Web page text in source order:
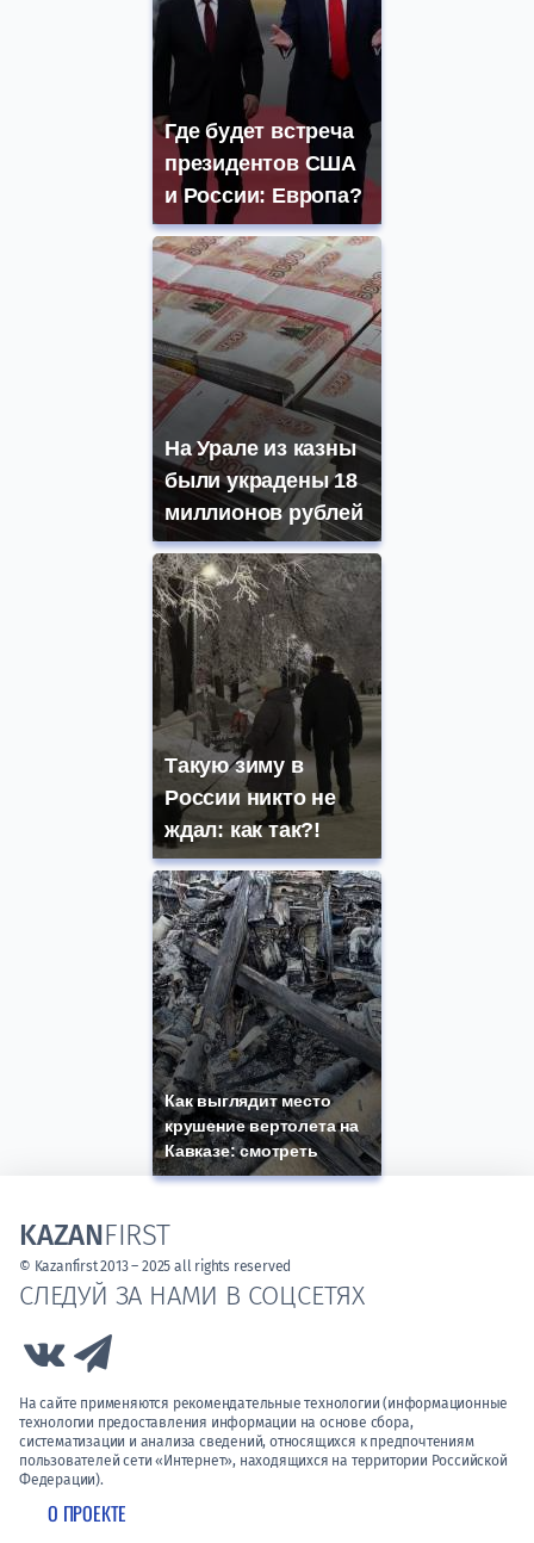
Где будет встреча
президентов США
и России: Европа?
На Урале из казны
были украдены 18
миллионов рублей
Такую зиму в
России никто не
ждал: как так?!
Как выглядит место
крушение вертолета на
Кавказе: смотреть
О ПРОЕКТЕ
СЛЕДУЙ ЗА НАМИ В СОЦСЕТЯХ
Link to Vk
На сайте применяются рекомендательные технологии (информационные
технологии предоставления информации на основе сбора,
систематизации и анализа сведений, относящихся к предпочтениям
пользователей сети «Интернет», находящихся на территории Российской
Федерации).
KAZANFIRST
© Kazanfirst 2013 – 2025 all rights reserved